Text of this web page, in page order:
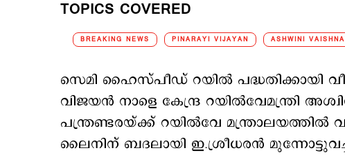
TOPICS COVERED
BREAKING NEWS PINARAYI VIJAYAN ASHWINI
സെമി ഹൈസ്പീഡ് റയില്‍ പദ്ധതിക്കായി
വിജയന്‍ നാളെ കേന്ദ്ര റയില്‍വേമന്ത്രി
പന്ത്രണ്ടരയ്ക്ക് റയില്‍വേ മന്ത്രാലയത്തില്‍
ലൈനിന് ബദലായി ഇ.ശ്രീധരന്‍